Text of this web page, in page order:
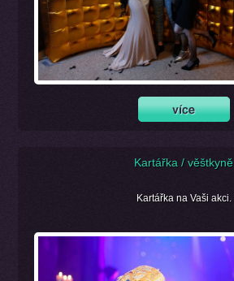
Kartářka / věštkyně
Kartářka na Vaši akci.